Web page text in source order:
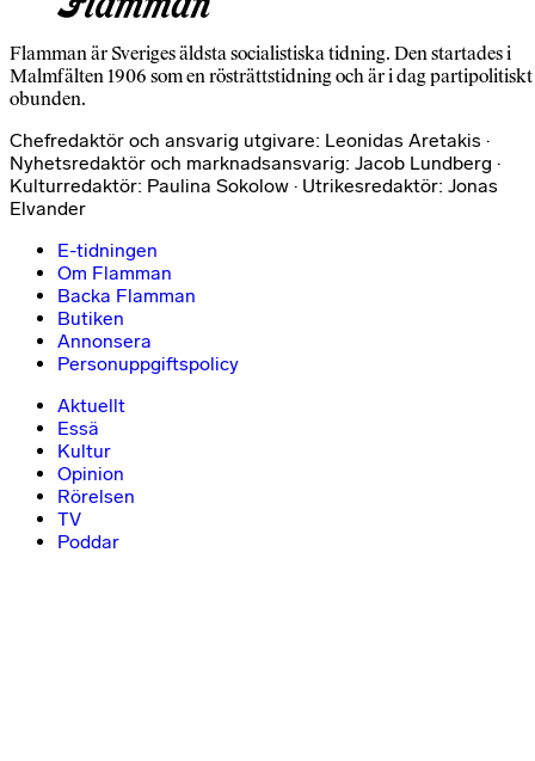
Flamman är Sveriges äldsta socialistiska tidning. Den startades i
Malmfälten 1906 som en rösträttstidning och är i dag partipolitiskt
obunden.
Chefredaktör och ansvarig utgivare: Leonidas Aretakis ·
Nyhetsredaktör och marknadsansvarig: Jacob Lundberg ·
Kulturredaktör: Paulina Sokolow · Utrikesredaktör: Jonas
Elvander
E-tidningen
Om Flamman
Backa Flamman
Butiken
Annonsera
Personuppgiftspolicy
Aktuellt
Essä
Kultur
Opinion
Rörelsen
TV
Poddar